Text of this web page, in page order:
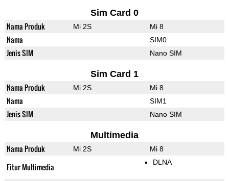
Sim Card 0
Nama Produk Mi 2S Mi 8
Nama SIM0
Jenis SIM Nano SIM
Sim Card 1
Nama Produk Mi 2S Mi 8
Nama SIM1
Jenis SIM Nano SIM
Multimedia
Nama Produk Mi 2S Mi 8
Fitur Multimedia DLNA